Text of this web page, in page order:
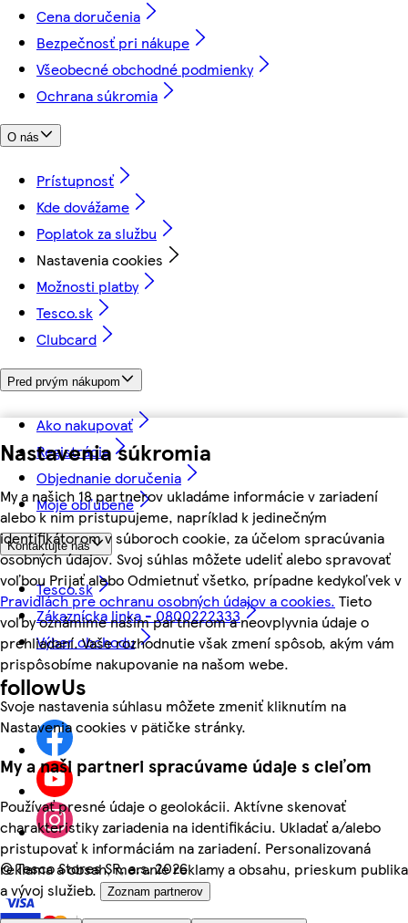
Nastavenia súkromia
My a našich 18 partnerov ukladáme informácie v zariadení
alebo k nim pristupujeme, napríklad k jedinečným
identifikátorom v súboroch cookie, za účelom spracúvania
osobných údajov. Svoj súhlas môžete udeliť alebo spravovať
voľbou Prijať alebo Odmietnuť všetko, prípadne kedykoľvek v
Pravidlách pre ochranu osobných údajov a cookies. Tieto
voľby oznámime našim partnerom a neovplyvnia údaje o
prehliadaní. Vaše rozhodnutie však zmení spôsob, akým vám
prispôsobíme nakupovanie na našom webe.
Svoje nastavenia súhlasu môžete zmeniť kliknutím na
Nastavenia cookies v pätičke stránky.
My a naši partneri spracúvame údaje s cieľom
Používať presné údaje o geolokácii. Aktívne skenovať
charakteristiky zariadenia na identifikáciu. Ukladať a/alebo
pristupovať k informáciám na zariadení. Personalizovaná
reklama a obsah, meranie reklamy a obsahu, prieskum publika
a vývoj služieb.
Zoznam partnerov
Cena doručenia
Bezpečnosť pri nákupe
Všeobecné obchodné podmienky
Ochrana súkromia
O nás
Prístupnosť
Kde dovážame
Poplatok za službu
Nastavenia cookies
Možnosti platby
Tesco.sk
Clubcard
Pred prvým nákupom
Ako nakupovať
Registrácia
Objednanie doručenia
Moje obľúbené
Kontaktujte nás
Tesco.sk
Zákaznícka linka - 0800222333
Výber obchodu
followUs
©Tesco Stores SR, a.s. 2026